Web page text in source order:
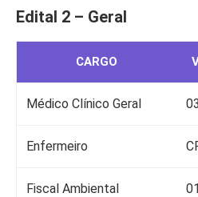
Edital 2 – Geral
CARGO
Médico Clínico Geral
Enfermeiro
Fiscal Ambiental